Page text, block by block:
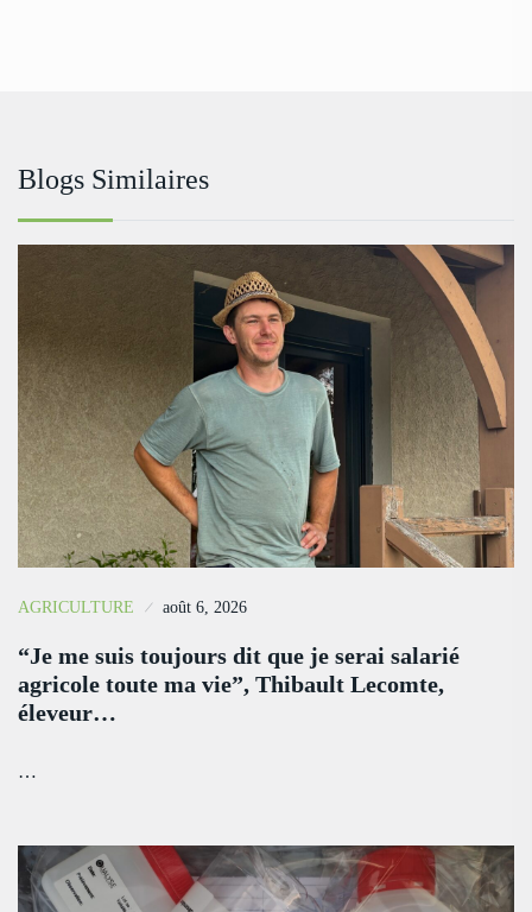
Blogs Similaires
AGRICULTURE août 6, 2026
“Je me suis toujours dit que je serai salarié
agricole toute ma vie”, Thibault Lecomte,
éleveur…
…